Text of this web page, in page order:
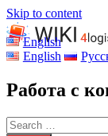
Skip to content
English
English
Работа с